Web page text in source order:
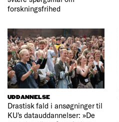
forskningsfrihed
UDDANNELSE
Drastisk fald i ansøgninger til
KU's datauddannelser: »De